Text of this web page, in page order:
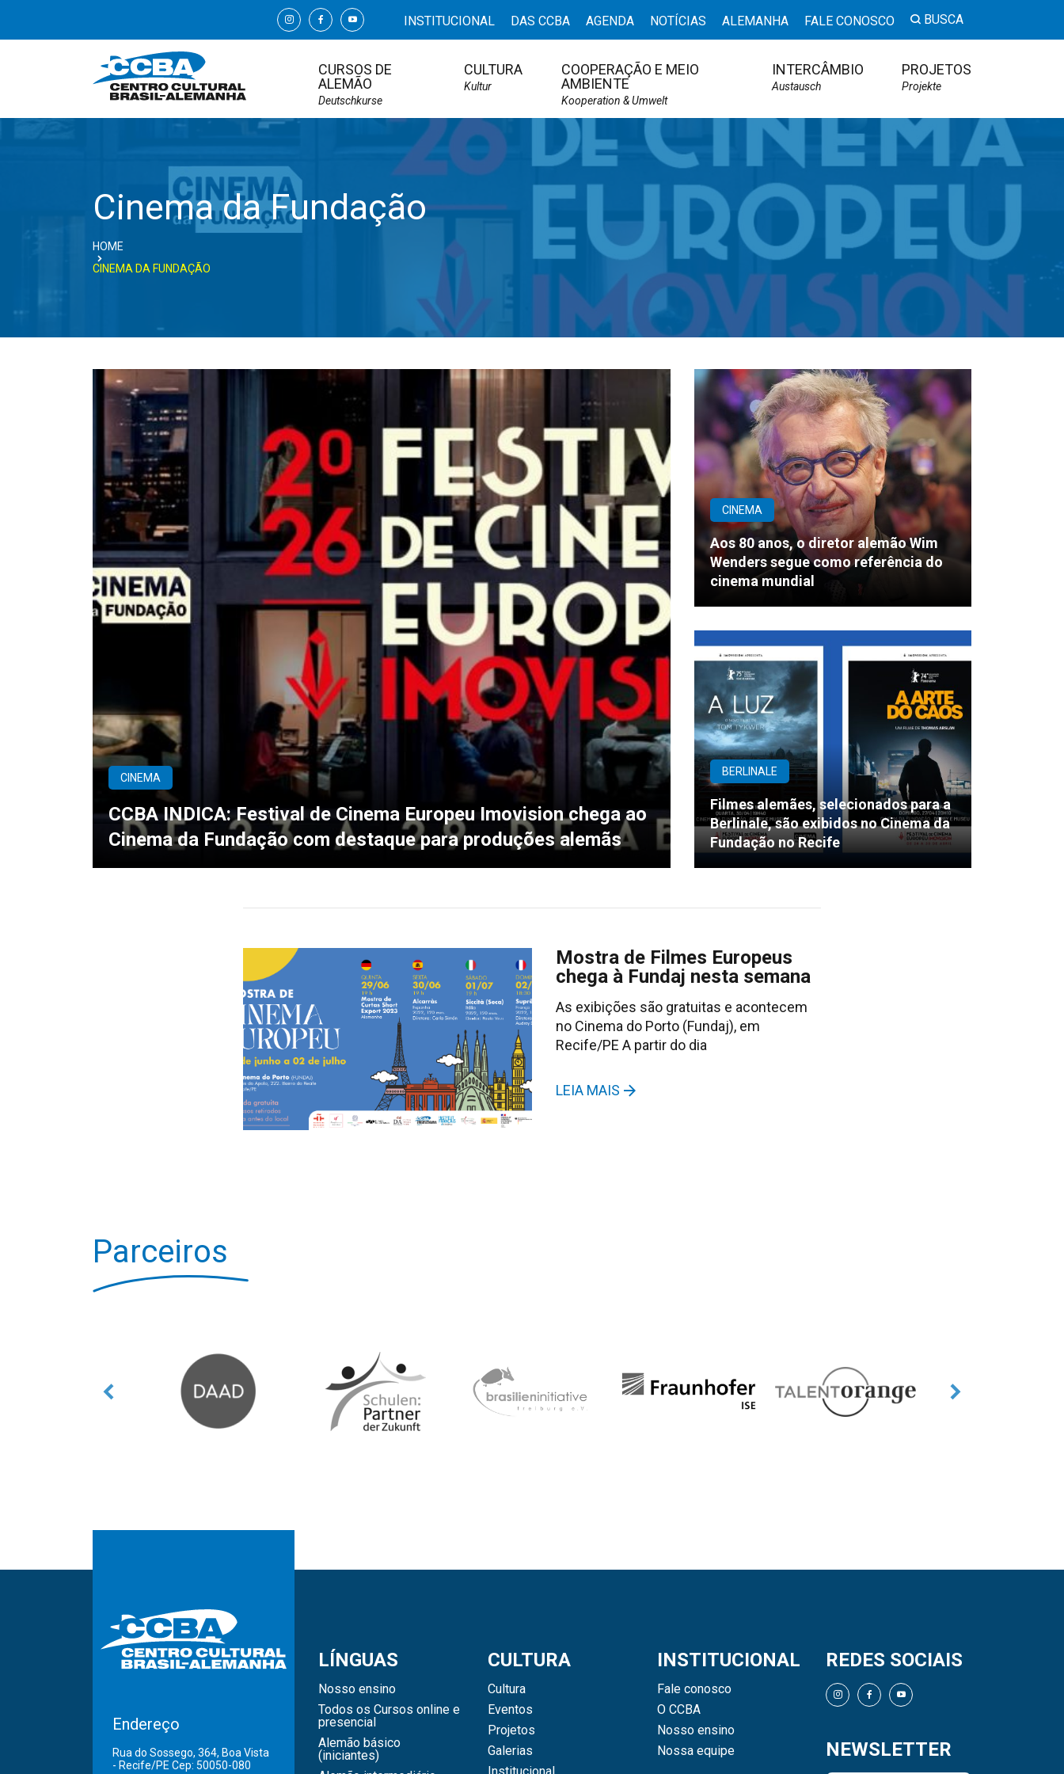
INSTITUCIONAL DAS CCBA AGENDA NOTÍCIAS ALEMANHA FALE CONOSCO BUSCA
CURSOS DE
ALEMÃO
Deutschkurse
CULTURA
Kultur
COOPERAÇÃO E MEIO
AMBIENTE
Kooperation & Umwelt
INTERCÂMBIO
Austausch
PROJETOS
Projekte
Cinema da Fundação
HOME
CINEMA DA FUNDAÇÃO
CINEMA
CCBA INDICA: Festival de Cinema Europeu Imovision chega ao
Cinema da Fundação com destaque para produções alemãs
CINEMA
Aos 80 anos, o diretor alemão Wim
Wenders segue como referência do
cinema mundial
BERLINALE
Filmes alemães, selecionados para a
Berlinale, são exibidos no Cinema da
Fundação no Recife
Mostra de Filmes Europeus
chega à Fundaj nesta semana
As exibições são gratuitas e acontecem
no Cinema do Porto (Fundaj), em
Recife/PE A partir do dia
LEIA MAIS
Parceiros
Endereço
Rua do Sossego, 364, Boa Vista
- Recife/PE Cep: 50050-080
LÍNGUAS
Nosso ensino
Todos os Cursos online e
presencial
Alemão básico
(iniciantes)
CULTURA
Cultura
Eventos
Projetos
Galerias
INSTITUCIONAL
Fale conosco
O CCBA
Nosso ensino
Nossa equipe
REDES SOCIAIS
NEWSLETTER